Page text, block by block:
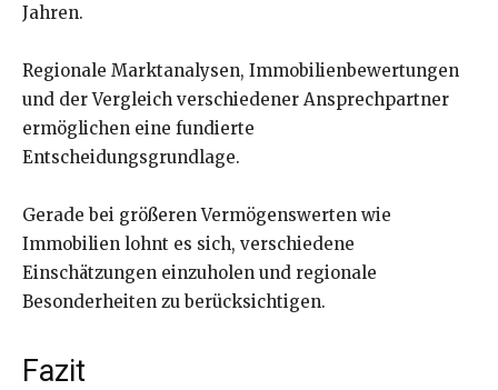
Jahren.
Regionale Marktanalysen, Immobilienbewertungen
und der Vergleich verschiedener Ansprechpartner
ermöglichen eine fundierte
Entscheidungsgrundlage.
Gerade bei größeren Vermögenswerten wie
Immobilien lohnt es sich, verschiedene
Einschätzungen einzuholen und regionale
Besonderheiten zu berücksichtigen.
Fazit